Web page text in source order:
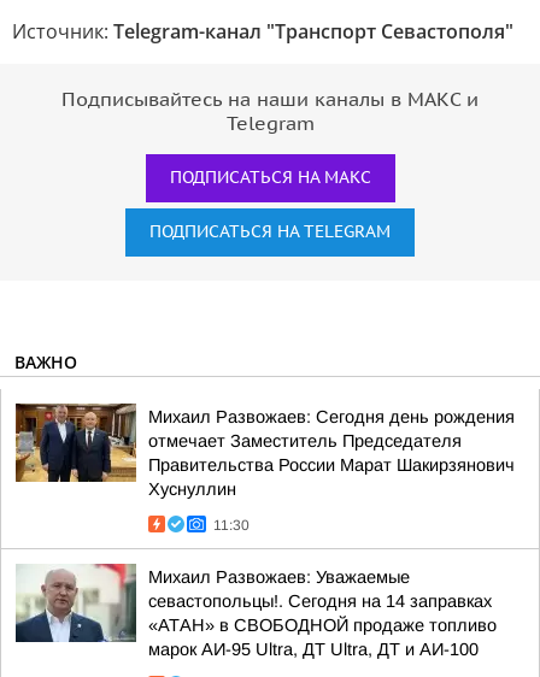
Источник: Telegram-канал "Транспорт Севастополя"
Подписывайтесь на наши каналы в МАКС и
Telegram
ПОДПИСАТЬСЯ НА МАКС
ПОДПИСАТЬСЯ НА TELEGRAM
ВАЖНО
Михаил Развожаев: Сегодня день рождения
отмечает Заместитель Председателя
Правительства России Марат Шакирзянович
Хуснуллин
11:30
Михаил Развожаев: Уважаемые
севастопольцы!. Сегодня на 14 заправках
«АТАН» в СВОБОДНОЙ продаже топливо
марок АИ-95 Ultra, ДТ Ultra, ДТ и АИ-100